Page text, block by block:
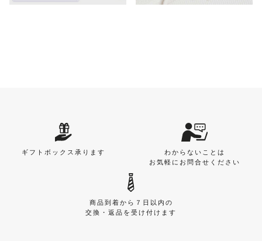
ギフトボックス承ります
わからないことは
お気軽にお問合せください
商品到着から７日以内の
交換・返品を受け付けます